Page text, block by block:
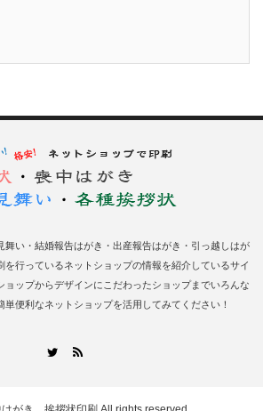
舞い・結婚報告はがき・出産報告はがき・引っ越しはが
を行っているネットショップの情報を紹介しているサイ
ョップからデザインにこだわったショップまでいろんな
便利なネットショップを活用してみてください！
Twitter